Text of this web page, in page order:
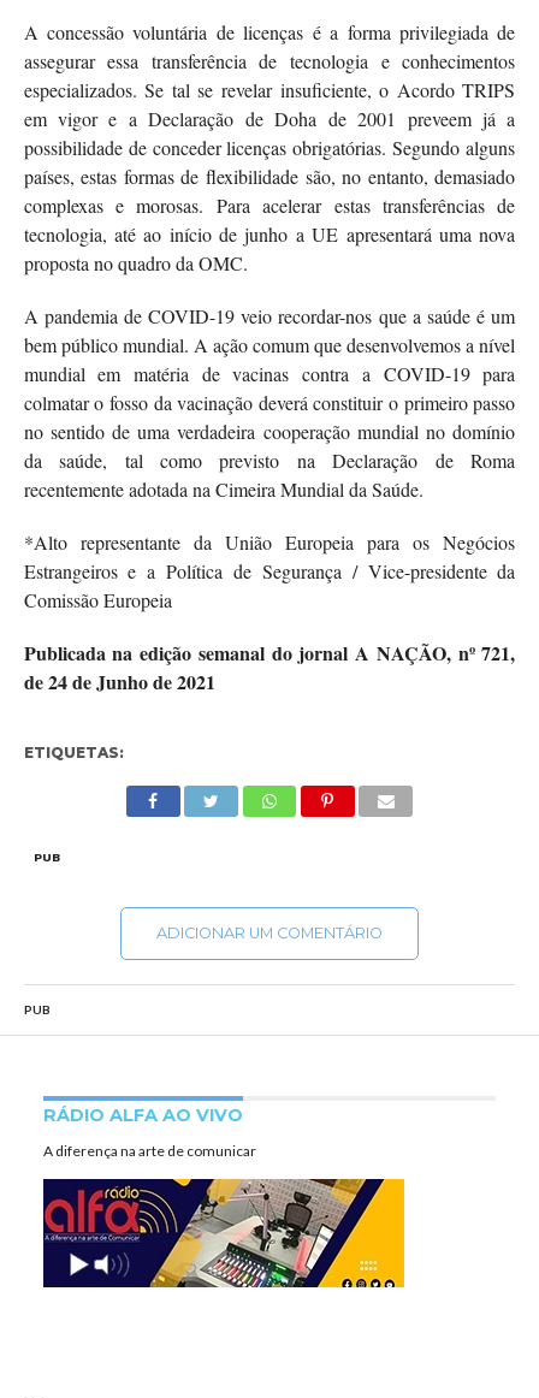
A concessão voluntária de licenças é a forma privilegiada de
assegurar essa transferência de tecnologia e conhecimentos
especializados. Se tal se revelar insuficiente, o Acordo TRIPS
em vigor e a Declaração de Doha de 2001 preveem já a
possibilidade de conceder licenças obrigatórias. Segundo alguns
países, estas formas de flexibilidade são, no entanto, demasiado
complexas e morosas. Para acelerar estas transferências de
tecnologia, até ao início de junho a UE apresentará uma nova
proposta no quadro da OMC.
A pandemia de COVID-19 veio recordar-nos que a saúde é um
bem público mundial. A ação comum que desenvolvemos a nível
mundial em matéria de vacinas contra a COVID-19 para
colmatar o fosso da vacinação deverá constituir o primeiro passo
no sentido de uma verdadeira cooperação mundial no domínio
da saúde, tal como previsto na Declaração de Roma
recentemente adotada na Cimeira Mundial da Saúde.
*Alto representante da União Europeia para os Negócios
Estrangeiros e a Política de Segurança / Vice-presidente da
Comissão Europeia
Publicada na edição semanal do jornal A NAÇÃO, nº 721,
de 24 de Junho de 2021
ETIQUETAS:
PUB
ADICIONAR UM COMENTÁRIO
PUB
RÁDIO ALFA AO VIVO
A diferença na arte de comunicar